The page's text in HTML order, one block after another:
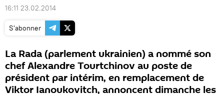
16:11 23.02.2014
S'abonner
La Rada (parlement ukrainien) a nommé son
chef Alexandre Tourtchinov au poste de
président par intérim, en remplacement de
Viktor Ianoukovitch, annoncent dimanche les